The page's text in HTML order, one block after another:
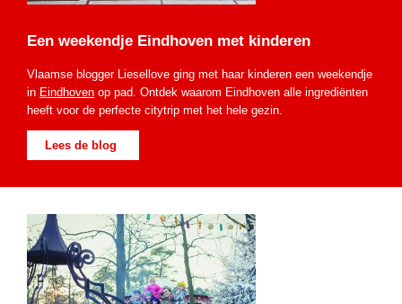
Een weekendje Eindhoven met kinderen
Vlaamse blogger Liesellove ging met haar kinderen een weekendje
in Eindhoven op pad. Ontdek waarom Eindhoven alle ingrediënten
heeft voor de perfecte citytrip met het hele gezin.
Lees de blog